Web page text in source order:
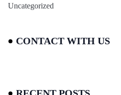
Uncategorized
CONTACT WITH US